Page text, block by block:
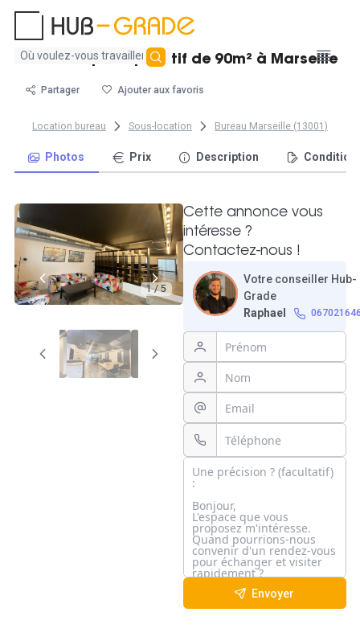
Aucun
trouvé
Grand espace privatif de 90m² à Marseille
Partager Ajouter aux favoris
Location bureau Sous-location Bureau Marseille (13001)
Photos Prix Description
1 / 5
Cette annonce vous
intéresse ?
Contactez-nous !
Votre conseiller Hub-
Grade
Raphael
Envoyer